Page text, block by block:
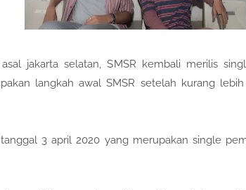
jakarta selatan, SMSR kembali merilis
langkah awal SMSR setelah kurang
3 april 2020 yang merupakan single